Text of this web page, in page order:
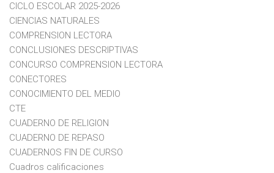
CICLO ESCOLAR 2025-2026
CIENCIAS NATURALES
COMPRENSION LECTORA
CONCLUSIONES DESCRIPTIVAS
CONCURSO COMPRENSION LECTORA
CONECTORES
CONOCIMIENTO DEL MEDIO
CTE
CUADERNO DE RELIGION
CUADERNO DE REPASO
CUADERNOS FIN DE CURSO
Cuadros calificaciones